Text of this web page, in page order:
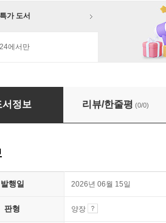
가 도서
에서만
어도, 삶은 더 좋아질 수 있을까?
서정보 리뷰/한줄평 (0/0)
발행일 2026년 06월 15일
판형 양장